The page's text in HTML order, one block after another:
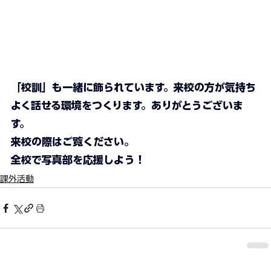
「校訓」も一緒に飾られています。来校の方が気持ち
よく話せる環境をつくります。ありがとうございま
す。
来校の際はご覧ください。
全校で写真部を応援しよう！
課外活動